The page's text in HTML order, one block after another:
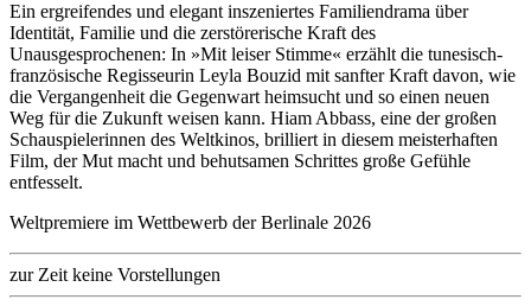
Ein ergreifendes und elegant inszeniertes Familiendrama über
Identität, Familie und die zerstörerische Kraft des
Unausgesprochenen: In »Mit leiser Stimme« erzählt die tunesisch-
französische Regisseurin Leyla Bouzid mit sanfter Kraft davon, wie
die Vergangenheit die Gegenwart heimsucht und so einen neuen
Weg für die Zukunft weisen kann. Hiam Abbass, eine der großen
Schauspielerinnen des Weltkinos, brilliert in diesem meisterhaften
Film, der Mut macht und behutsamen Schrittes große Gefühle
entfesselt.
Weltpremiere im Wettbewerb der Berlinale 2026
zur Zeit keine Vorstellungen